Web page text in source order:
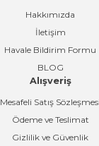
Hakkımızda
İletişim
Havale Bildirim Formu
BLOG
Alışveriş
Mesafeli Satış Sözleşmesi
Ödeme ve Teslimat
Gizlilik ve Güvenlik